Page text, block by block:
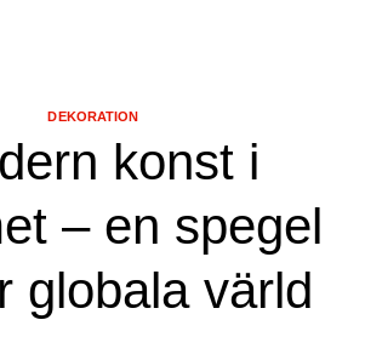
konst i
– en spegel
globala värld
DEKORATION